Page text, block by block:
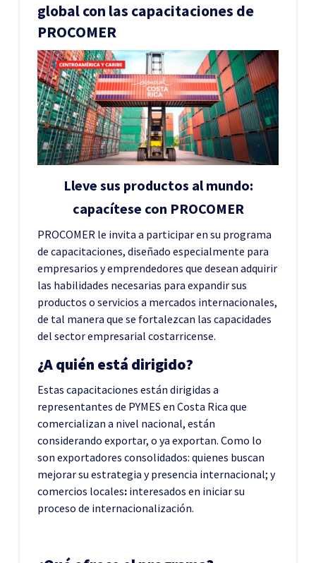
global con las capacitaciones de
PROCOMER
Lleve sus productos al mundo:
capacítese con PROCOMER
PROCOMER le invita a participar en su programa
de capacitaciones, diseñado especialmente para
empresarios y emprendedores que desean adquirir
las habilidades necesarias para expandir sus
productos o servicios a mercados internacionales,
de tal manera que se fortalezcan las capacidades
del sector empresarial costarricense.
¿A quién está dirigido?
Estas capacitaciones están dirigidas a
representantes de PYMES en Costa Rica que
comercializan a nivel nacional, están
considerando exportar, o ya exportan. Como lo
son exportadores consolidados: quienes buscan
mejorar su estrategia y presencia internacional; y
comercios locales: interesados en iniciar su
proceso de internacionalización.